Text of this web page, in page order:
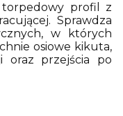
torpedowy profil z
Sprawdza
w których
osiowe kikuta,
oraz przejścia po